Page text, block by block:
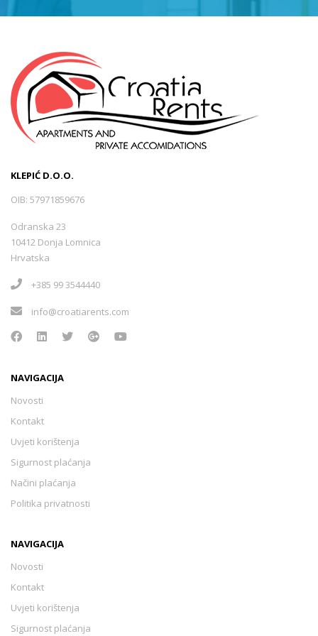
KLEPIĆ D.O.O.
OIB: 57971859676
Odranska 23
10412 Donja Lomnica
Hrvatska
+385 99 3544440
info@croatiarents.com
NAVIGACIJA
Novosti
Kontakt
Uvjeti korištenja
Sigurnost plaćanja
Načini plaćanja
Politika privatnosti
NAVIGACIJA
Novosti
Kontakt
Uvjeti korištenja
Sigurnost plaćanja